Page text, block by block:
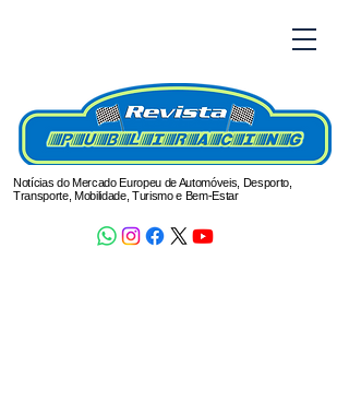
Notícias do Mercado Europeu de Automóveis, Desporto,
Transporte, Mobilidade, Turismo e Bem-Estar